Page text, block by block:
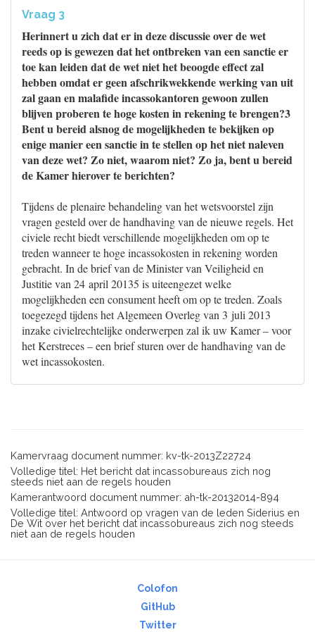
Vraag 3
Herinnert u zich dat er in deze discussie over de wet
reeds op is gewezen dat het ontbreken van een sanctie er
toe kan leiden dat de wet niet het beoogde effect zal
hebben omdat er geen afschrikwekkende werking van uit
zal gaan en malafide incassokantoren gewoon zullen
blijven proberen te hoge kosten in rekening te brengen?3
Bent u bereid alsnog de mogelijkheden te bekijken op
enige manier een sanctie in te stellen op het niet naleven
van deze wet? Zo niet, waarom niet? Zo ja, bent u bereid
de Kamer hierover te berichten?
Tijdens de plenaire behandeling van het wetsvoorstel zijn
vragen gesteld over de handhaving van de nieuwe regels. Het
civiele recht biedt verschillende mogelijkheden om op te
treden wanneer te hoge incassokosten in rekening worden
gebracht. In de brief van de Minister van Veiligheid en
Justitie van 24 april 20135 is uiteengezet welke
mogelijkheden een consument heeft om op te treden. Zoals
toegezegd tijdens het Algemeen Overleg van 3 juli 2013
inzake civielrechtelijke onderwerpen zal ik uw Kamer – voor
het Kerstreces – een brief sturen over de handhaving van de
wet incassokosten.
Kamervraag document nummer: kv-tk-2013Z22724
Volledige titel: Het bericht dat incassobureaus zich nog
steeds niet aan de regels houden
Kamerantwoord document nummer: ah-tk-20132014-894
Volledige titel: Antwoord op vragen van de leden Siderius en
De Wit over het bericht dat incassobureaus zich nog steeds
niet aan de regels houden
Colofon
GitHub
Twitter